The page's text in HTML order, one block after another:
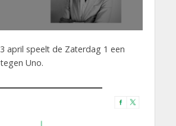
april speelt de Zaterdag 1 een
Uno.